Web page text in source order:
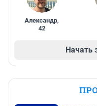
Александр,
42
Начать